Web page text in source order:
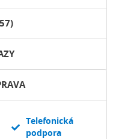
Telefonická
podpora